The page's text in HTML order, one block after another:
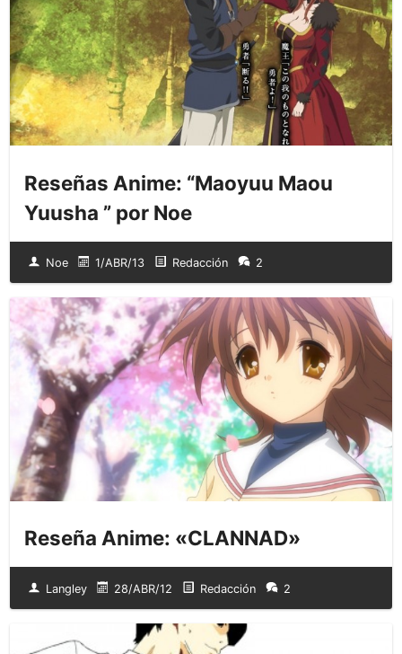
Reseñas Anime: “Maoyuu Maou
Yuusha ” por Noe
Noe 1/ABR/13 Redacción 2
Reseña Anime: «CLANNAD»
Langley 28/ABR/12 Redacción 2